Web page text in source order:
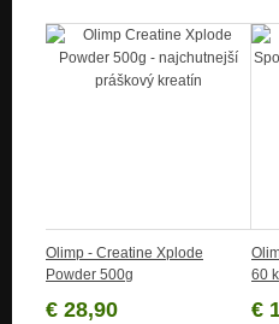
Olimp - Creatine Xplode
Powder 500g
€ 28,90
60
€